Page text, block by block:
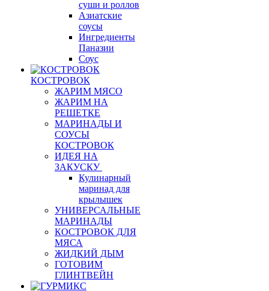
суши и роллов
Азиатские
соусы
Ингредиенты
Паназии
Соус
КОСТРОВОК
ЖАРИМ МЯСО
ЖАРИМ НА
РЕШЕТКЕ
МАРИНАДЫ И
СОУСЫ
КОСТРОВОК
ИДЕЯ НА
ЗАКУСКУ
Кулинарный
маринад для
крылышек
УНИВЕРСАЛЬНЫЕ
МАРИНАДЫ
КОСТРОВОК ДЛЯ
МЯСА
ЖИДКИЙ ДЫМ
ГОТОВИМ
ГЛИНТВЕЙН